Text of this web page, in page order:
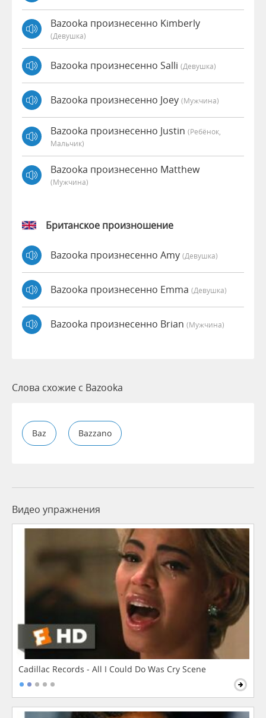
Bazooka произнесенно Kimberly
(девушка)
Bazooka произнесенно Salli (девушка)
Bazooka произнесенно Joey (мужчина)
Bazooka произнесенно Justin (Ребёнок,
Мальчик)
Bazooka произнесенно Matthew
(мужчина)
Британское произношение
Bazooka произнесенно Amy (девушка)
Bazooka произнесенно Emma (девушка)
Bazooka произнесенно Brian (мужчина)
Слова схожие с Bazooka
Baz Bazzano
Видео упражнения
Cadillac Records - All I Could Do Was Cry Scene